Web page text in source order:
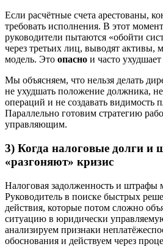
Если расчётные счета арестованы,
требовать исполнения. В этот
руководители пытаются «обойти
через третьих лиц, выводят активы,
модель. Это опасно и часто
Мы объясняем, что нельзя делать
не ухудшать положение должника,
операций и не создавать видимость
Параллельно готовим стратегию
управляющим.
3) Когда налоговые долги и
«разгоняют» кризис
Налоговая задолженность и штрафы
Руководитель в поиске быстрых
действия, которые потом сложно
ситуацию в юридически
анализируем признаки
обоснования и действуем через